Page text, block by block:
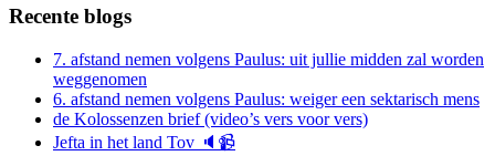
Recente blogs
7. afstand nemen volgens Paulus: uit jullie midden zal worden
weggenomen
6. afstand nemen volgens Paulus: weiger een sektarisch mens
de Kolossenzen brief (video’s vers voor vers)
Jefta in het land Tov 🔈📹